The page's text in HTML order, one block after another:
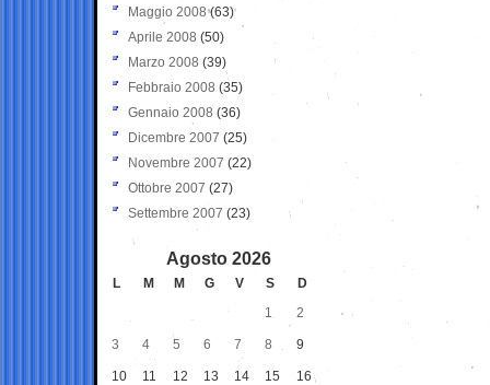
Maggio 2008(63)
Aprile 2008 (50)
Marzo 2008 (39)
Febbraio 2008 (35)
Gennaio 2008 (36)
Dicembre 2007 (25)
Novembre 2007 (22)
Ottobre 2007 (27)
Settembre 2007 (23)
Agosto 2026
L M M G V S
D
1
2
3 4 5 6 7 8 9
10 11 12 13 14 15 16